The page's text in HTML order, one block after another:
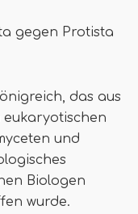
gegen Protista
das aus
und
Biologen
wurde.